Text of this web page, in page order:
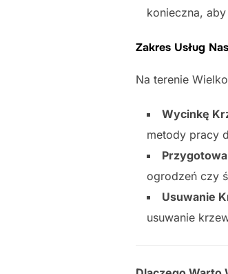
konieczna,
Zakres Usług
Na terenie
Wycinkę
metody pracy
ogrodzeń czy
Usuwanie
usuwanie